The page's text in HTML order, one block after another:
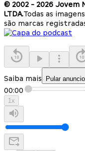
© 2002 - 2026 Jovem
LTDA.Todas as
são marcas
Saiba mais Pular anuncio
00:00
1x